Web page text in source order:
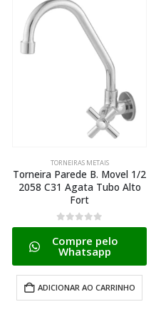
TORNEIRAS METAIS
Torneira Parede B. Movel 1/2
2058 C31 Agata Tubo Alto
Fort
0de 5
Compre pelo
Whatsapp
ADICIONAR AO CARRINHO